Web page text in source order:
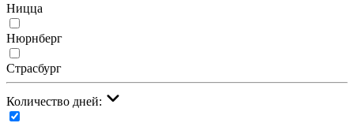
Ницца
Нюрнберг
Страсбург
Количество дней: